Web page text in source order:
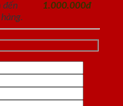
đến
1.000.000đ